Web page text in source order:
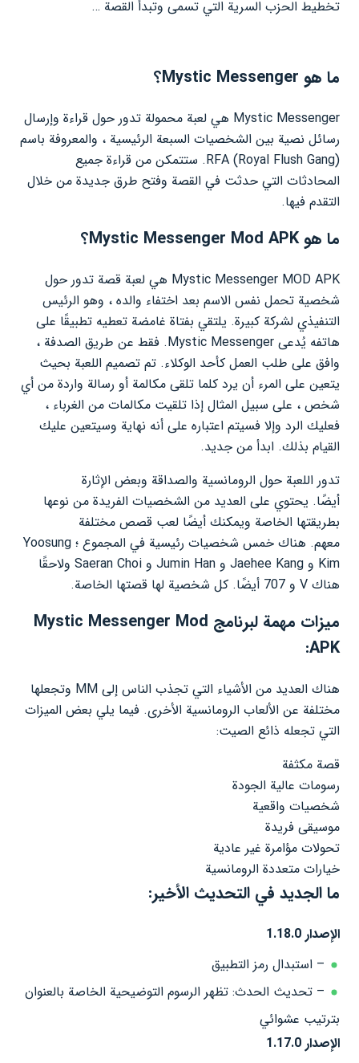
تخطيط الحزب السرية التي تسمى وتبدأ القصة …
ما هو Mystic Messenger؟
Mystic Messenger هي لعبة محمولة تدور حول قراءة وإرسال
رسائل نصية بين الشخصيات السبعة الرئيسية ، والمعروفة باسم
RFA (Royal Flush Gang). ستتمكن من قراءة جميع
المحادثات التي حدثت في القصة وفتح طرق جديدة من خلال
التقدم فيها.
ما هو Mystic Messenger Mod APK؟
Mystic Messenger MOD APK هي لعبة قصة تدور حول
شخصية تحمل نفس الاسم بعد اختفاء والده ، وهو الرئيس
التنفيذي لشركة كبيرة. يلتقي بفتاة غامضة تعطيه تطبيقًا على
هاتفه يُدعى Mystic Messenger. فقط عن طريق الصدفة ،
وافق على طلب العمل كأحد الوكلاء. تم تصميم اللعبة بحيث
يتعين على المرء أن يرد كلما تلقى مكالمة أو رسالة واردة من أي
شخص ، على سبيل المثال إذا تلقيت مكالمات من الغرباء ،
فعليك الرد وإلا فسيتم اعتباره على أنه نهاية وسيتعين عليك
القيام بذلك. ابدأ من جديد.
تدور اللعبة حول الرومانسية والصداقة وبعض الإثارة
أيضًا. يحتوي على العديد من الشخصيات الفريدة من نوعها
بطريقتها الخاصة ويمكنك أيضًا لعب قصص مختلفة
معهم. هناك خمس شخصيات رئيسية في المجموع ؛ Yoosung
Kim و Jaehee Kang و Jumin Han و Saeran Choi ولاحقًا
هناك V و 707 أيضًا. كل شخصية لها قصتها الخاصة.
ميزات مهمة لبرنامج Mystic Messenger Mod
APK:
هناك العديد من الأشياء التي تجذب الناس إلى MM وتجعلها
مختلفة عن الألعاب الرومانسية الأخرى. فيما يلي بعض الميزات
التي تجعله ذائع الصيت:
قصة مكثفة
رسومات عالية الجودة
شخصيات واقعية
موسيقى فريدة
تحولات مؤامرة غير عادية
خيارات متعددة الرومانسية
ما الجديد في التحديث الأخير:
الإصدار 1.18.0
– استبدال رمز التطبيق
– تحديث الحدث: تظهر الرسوم التوضيحية الخاصة بالعنوان
بترتيب عشوائي
الإصدار 1.17.0